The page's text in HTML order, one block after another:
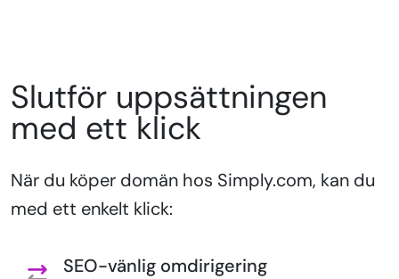
Slutför uppsättningen
med ett klick
När du köper domän hos Simply.com, kan du
med ett enkelt klick:
SEO-vänlig omdirigering